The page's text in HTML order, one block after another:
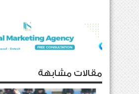
مقالات مشابهة